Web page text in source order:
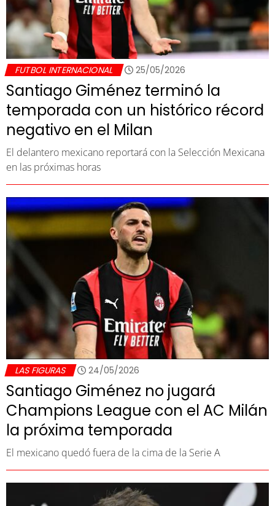
FUTBOL INTERNACIONAL 25/05/2026
Santiago Giménez terminó la
temporada con un histórico récord
negativo en el Milan
El delantero mexicano reportará con la Selección Mexicana
en las próximas horas
LAS FIGURAS 24/05/2026
Santiago Giménez no jugará
Champions League con el AC Milán
la próxima temporada
El mexicano quedó fuera de la cima de la Serie A